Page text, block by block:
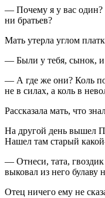
— Почему я у вас один?
ни братьев?
Мать утерла углом
— Были у тебя, сынок, и
— А где же они? Коль
не в силах, а коль в
Рассказала мать, что
На другой день вышел
Нашел там старый
— Отнеси, тата,
выковал из него булаву
Отец ничего ему не